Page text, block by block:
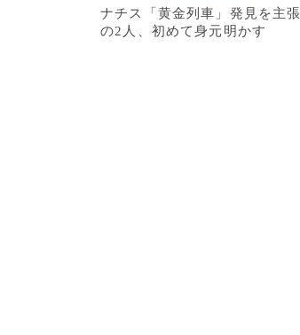
ナチス「黄金列車」発見を主張
の2人、初めて身元明かす